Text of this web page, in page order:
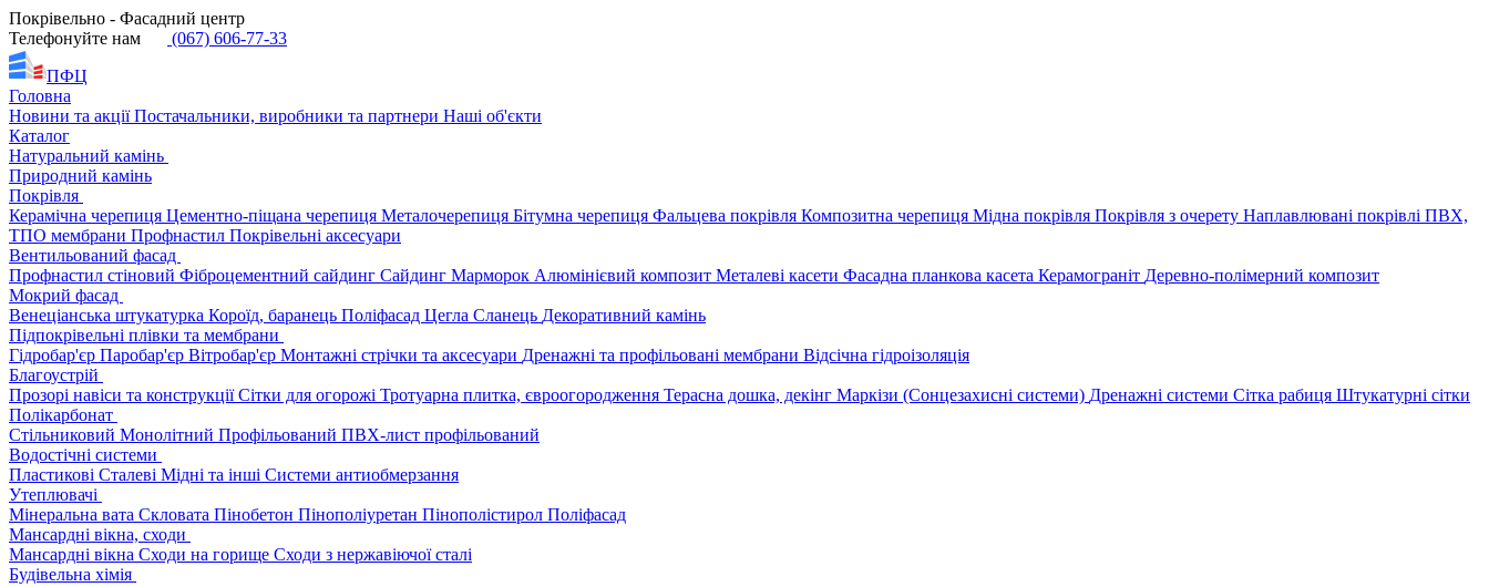
Покрівельно - Фасадний центр
Телефонуйте нам
(067) 606-77-33
ПФЦ
Головна
Новини та акціїПостачальники, виробники та партнери Наші об'єкти
Каталог
Натуральний камінь
Природний камінь
Покрівля
Керамічна черепиця Цементно-піщана черепиця Металочерепиця Бітумна черепиця Фальцева покрівля Композитна черепиця Мідна покрівля Покрівля з очерету Наплавлювані покрівлі ПВХ,
ТПО мембрани Профнастил Покрівельні аксесуари
Вентильований фасад
Профнастил стіновий Фіброцементний сайдинг Сайдинг Марморок Алюмінієвий композит Металеві касети Фасадна планкова касета Керамограніт Деревно-полімерний композит
Мокрий фасад
Венеціанська штукатурка Короїд, баранець Поліфасад Цегла Сланець Декоративний камінь
Підпокрівельні плівки та мембрани
Гідробар'єр Паробар'єр Вітробар'єр Монтажні стрічки та аксесуари Дренажні та профільовані мембрани Відсічна гідроізоляція
Благоустрій
Прозорі навіси та конструкціїСітки для огорожі Тротуарна плитка, євроогородження Терасна дошка, декінг Маркізи (Сонцезахисні системи) Дренажні системи Сітка рабиця Штукатурні сітки
Полікарбонат
Стільниковий Монолітний Профільований ПВХ-лист профільований
Водостічні системи
Пластикові Сталеві Мідні та інші Системи антиобмерзання
Утеплювачі
Мінеральна вата Скловата Пінобетон Пінополіуретан Пінополістирол Поліфасад
Мансардні вікна, сходи
Мансардні вікна Сходи на горище Сходи з нержавіючої сталі
Будівельна хімія